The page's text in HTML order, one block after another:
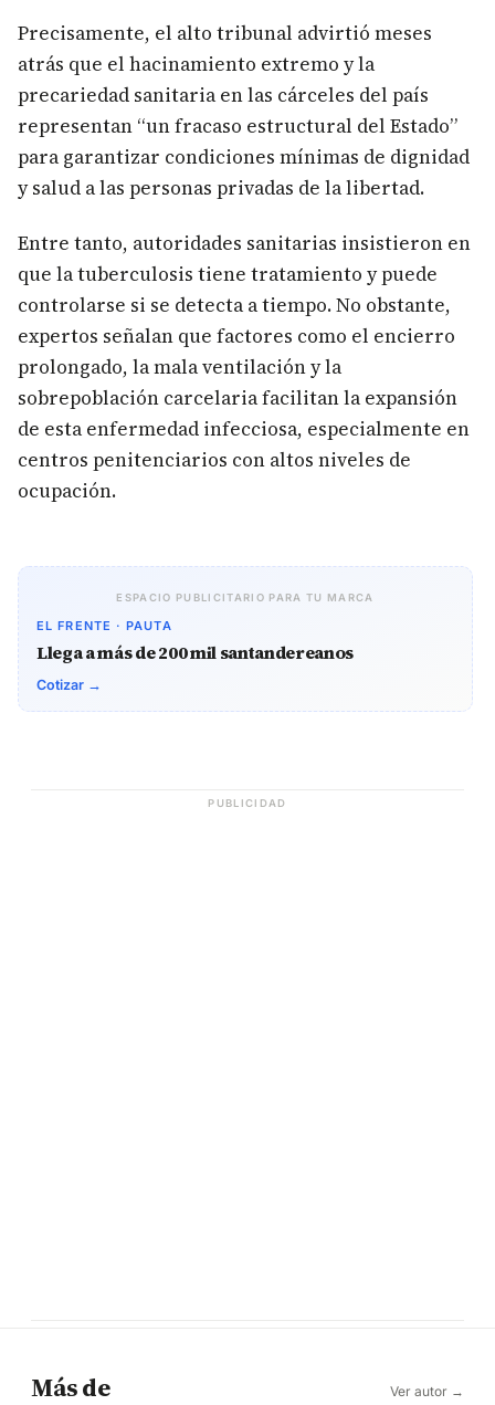
Precisamente, el alto tribunal advirtió meses
atrás que el hacinamiento extremo y la
precariedad sanitaria en las cárceles del país
representan “un fracaso estructural del Estado”
para garantizar condiciones mínimas de dignidad
y salud a las personas privadas de la libertad.
Entre tanto, autoridades sanitarias insistieron en
que la tuberculosis tiene tratamiento y puede
controlarse si se detecta a tiempo. No obstante,
expertos señalan que factores como el encierro
prolongado, la mala ventilación y la
sobrepoblación carcelaria facilitan la expansión
de esta enfermedad infecciosa, especialmente en
centros penitenciarios con altos niveles de
ocupación.
ESPACIO PUBLICITARIO PARA TU MARCA
EL FRENTE · PAUTA
Llega a más de 200 mil santandereanos
Cotizar →
PUBLICIDAD
Más de Ver autor →